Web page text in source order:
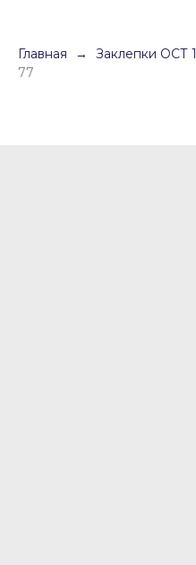
Главная Заклепки ОСТ 1
77